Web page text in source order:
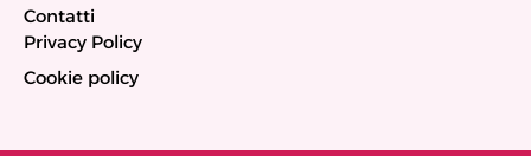
Contatti
Privacy Policy
Cookie policy